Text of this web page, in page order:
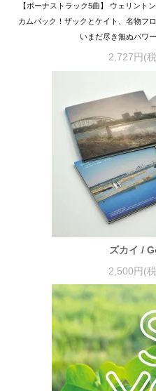
【ボーナストラック5曲】 ウェリント
カムバック！ザックとケイト、名物フ
いまだ尽き無ぬパワ
2,727円(
ズカイ /
2,500円(